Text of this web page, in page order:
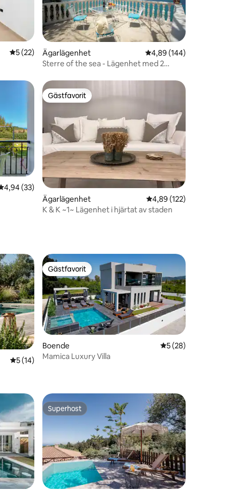
5 av 5 i genomsnittligt betyg, 22 omdömen
5 (22)
Ägarlägenhet 4,89 av 5 i
4,89 (144)
Sterre of the sea - Lägenhet med 2
av 5 i genomsnittligt betyg, 33 omdömen
4,94 (33)
Gästfavorit
Gästfavorit
Ägarlägenhet 4,89 av 5 i
4,89 (122)
K & K ~1~ Lägenhet i hjärtat av staden
5 av 5 i genomsnittligt betyg, 14 omdömen
5 (14)
Gästfavorit
Gästfavorit
Boende 5 av 5 i
5 (28)
Mamica Luxury Villa
Superhost
Superhost